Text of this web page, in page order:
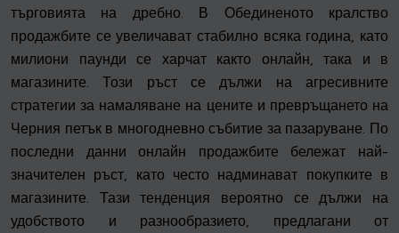
търговията на дребно. В Обединеното кралство
продажбите се увеличават стабилно всяка година, като
милиони паунди се харчат както онлайн, така и в
магазините. Този ръст се дължи на агресивните
стратегии за намаляване на цените и превръщането на
Черния петък в многодневно събитие за пазаруване. По
последни данни онлайн продажбите бележат най-
значителен ръст, като често надминават покупките в
магазините. Тази тенденция вероятно се дължи на
удобството и разнообразието, предлагани от